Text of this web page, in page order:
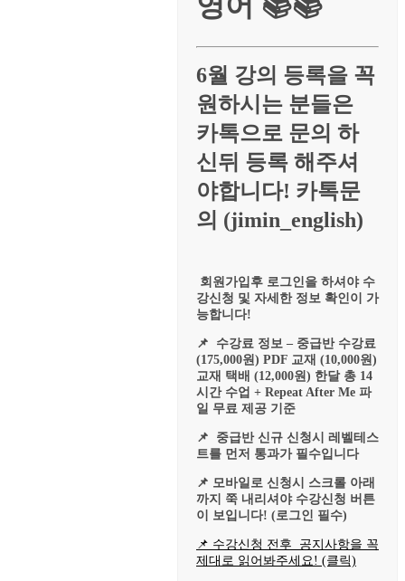
6월 강의 등록을 꼭
원하시는 분들은
카톡으로 문의 하
신뒤 등록 해주셔
야합니다! 카톡문
의 (jimin_english)
회원가입후 로그인을 하셔야 수
강신청 및 자세한 정보 확인이 가
능합니다!
📌 수강료 정보 – 중급반 수강료
(175,000원) PDF 교재 (10,000원)
교재 택배 (12,000원) 한달 총 14
시간 수업 + Repeat After Me 파
일 무료 제공 기준
📌 중급반 신규 신청시 레벨테스
트를 먼저 통과가 필수입니다
📌 모바일로 신청시 스크롤 아래
까지 쭉 내리셔야 수강신청 버튼
이 보입니다! (로그인 필수)
📌 수강신청 전후 공지사항을 꼭
제대로 읽어봐주세요! (클릭)